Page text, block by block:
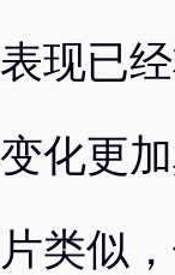
现已
化更
类似